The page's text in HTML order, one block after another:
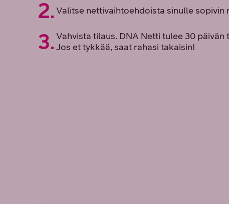
Valitse nettivaihtoehdoista sinulle sopivin
Vahvista tilaus. DNA Netti tulee 30 päivän
Jos et tykkää, saat rahasi takaisin!